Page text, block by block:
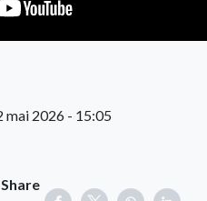
mai 2026 - 15:05
Share